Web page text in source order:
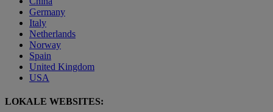
Germany
Italy
Netherlands
Norway
Spain
United Kingdom
USA
LOKALE WEBSITES: